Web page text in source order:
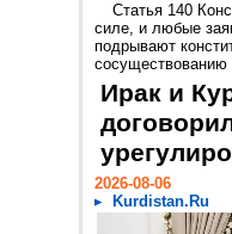
Статья 140
силе, и любые
подрывают
Ирак и
2026-08-06
Kurdistan.Ru